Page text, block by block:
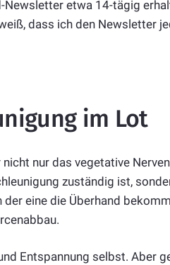
etwa 14-tägig
dass ich den Newsletter
im Lot
nur das vegetative
zuständig ist,
eine die Überhand
Entspannung selbst. Aber